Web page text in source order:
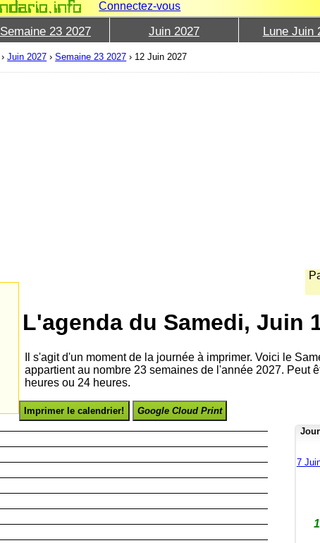
Connectez-vous
Semaine 23 2027 Juin 2027 Lune Juin
›Juin 2027 ›Semaine 23 2027 › 12 Juin 2027
L'agenda du Samedi, Juin
Il s'agit d'un moment de la journée à imprimer. Voici le
appartient au nombre 23 semaines de l'année 2027. Peut
heures ou 24 heures.
Imprimer le calendrier! Google Cloud Print
7